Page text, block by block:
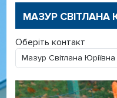
МАЗУР СВІТЛАНА
Оберіть контакт